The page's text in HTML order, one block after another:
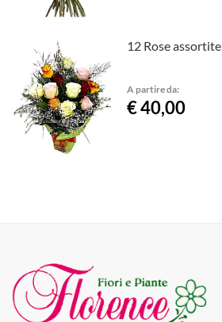
12 Rose assortite
A partire da:
€ 40,00